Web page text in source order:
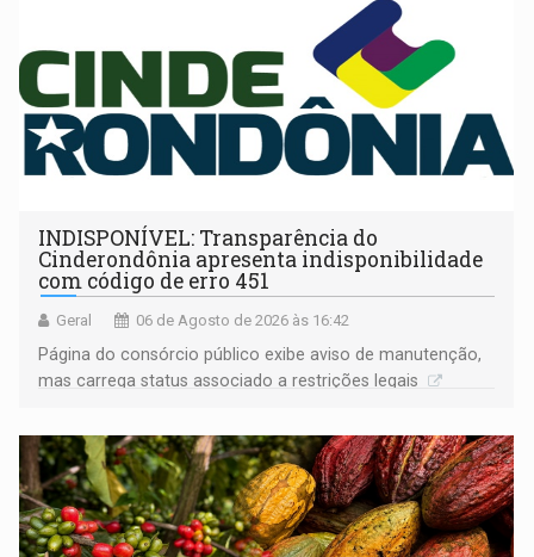
INDISPONÍVEL: Transparência do
Cinderondônia apresenta indisponibilidade
com código de erro 451
Geral 06 de Agosto de 2026 às 16:42
Página do consórcio público exibe aviso de manutenção,
mas carrega status associado a restrições legais